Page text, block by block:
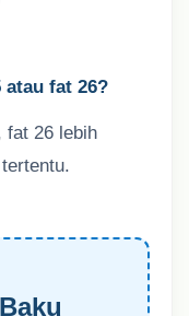
atau fat 26?
fat 26 lebih